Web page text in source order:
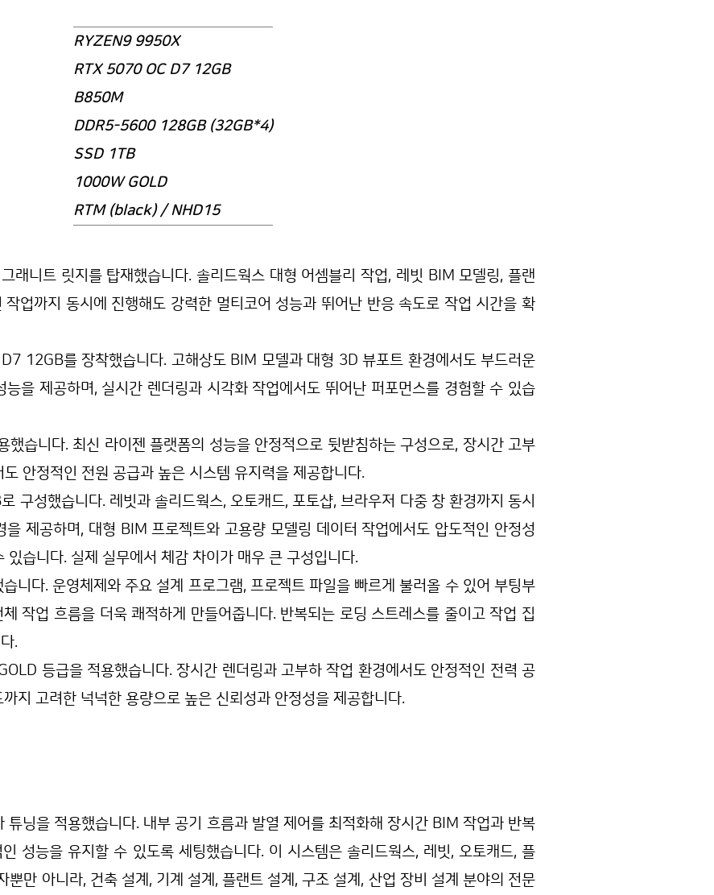
RYZEN9 9950X
RTX 5070 OC D7 12GB
B850M
DDR5-5600 128GB (32GB*4)
SSD 1TB
1000W GOLD
RTM (black) / NHD15
니트 릿지를 탑재했습니다. 솔리드웍스 대형 어셈블리 작업, 레빗 BIM 모델링, 플랜
업까지 동시에 진행해도 강력한 멀티코어 성능과 뛰어난 반응 속도로 작업 시간을 확
12GB를 장착했습니다. 고해상도 BIM 모델과 대형 3D 뷰포트 환경에서도 부드러운
을 제공하며, 실시간 렌더링과 시각화 작업에서도 뛰어난 퍼포먼스를 경험할 수 있습
습니다. 최신 라이젠 플랫폼의 성능을 안정적으로 뒷받침하는 구성으로, 장시간 고부
안정적인 전원 공급과 높은 시스템 유지력을 제공합니다.
구성했습니다. 레빗과 솔리드웍스, 오토캐드, 포토샵, 브라우저 다중 창 환경까지 동시
을 제공하며, 대형 BIM 프로젝트와 고용량 모델링 데이터 작업에서도 압도적인 안정성
있습니다. 실제 실무에서 체감 차이가 매우 큰 구성입니다.
니다. 운영체제와 주요 설계 프로그램, 프로젝트 파일을 빠르게 불러올 수 있어 부팅부
작업 흐름을 더욱 쾌적하게 만들어줍니다. 반복되는 로딩 스트레스를 줄이고 작업 집
.
등급을 적용했습니다. 장시간 렌더링과 고부하 작업 환경에서도 안정적인 전력 공
지 고려한 넉넉한 용량으로 높은 신뢰성과 안정성을 제공합니다.
튜닝을 적용했습니다. 내부 공기 흐름과 발열 제어를 최적화해 장시간 BIM 작업과 반복
성능을 유지할 수 있도록 세팅했습니다. 이 시스템은 솔리드웍스, 레빗, 오토캐드, 플
만 아니라, 건축 설계, 기계 설계, 플랜트 설계, 구조 설계, 산업 장비 설계 분야의 전문